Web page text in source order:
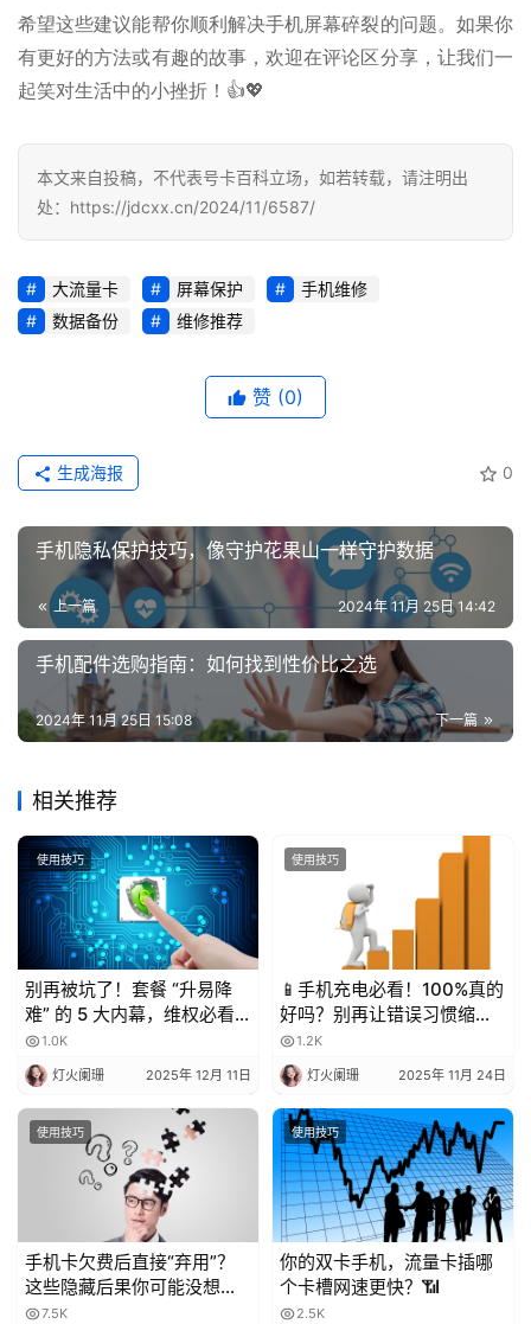
流
量
卡
荐
号
证
登录 注册
希望这些建议能帮你顺利解决手机屏幕碎裂的问题。如果你
有更好的方法或有趣的故事，欢迎在评论区分享，让我们一
起笑对生活中的小挫折！👍💖
本文来自投稿，不代表号卡百科立场，如若转载，请注明出
处：https://jdcxx.cn/2024/11/6587/
大流量卡 屏幕保护
手机维修
数据备份
维修推荐
赞 (0)
0
生成海报
手机隐私保护技巧，像守护花果山一样守护数据
上一篇 2024年 11月 25日 14:42
手机配件选购指南：如何找到性价比之选
下一篇
2024年 11月 25日 15:08
相关推荐
使用技巧
别再被坑了！套餐 “升易降
难” 的 5 大内幕，维权必看
💥1.0K
灯火阑珊 2025年 12月 11日
使用技巧
📱手机充电必看！100%真的
好吗？别再让错误习惯缩短
电池寿命！
1.2K
灯火阑珊 2025年 11月 24日
使用技巧
手机卡欠费后直接“弃用”？
这些隐藏后果你可能没想
到！
7.5K
使用技巧
你的双卡手机，流量卡插哪
个卡槽网速更快？📶
2.5K